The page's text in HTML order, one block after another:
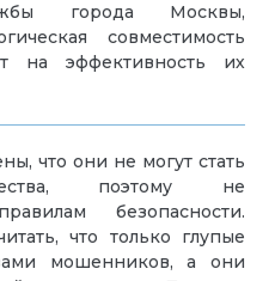
города Москвы,
совместимость
на эффективность их
что они не могут стать
поэтому не
безопасности.
что только глупые
мошенников, а они